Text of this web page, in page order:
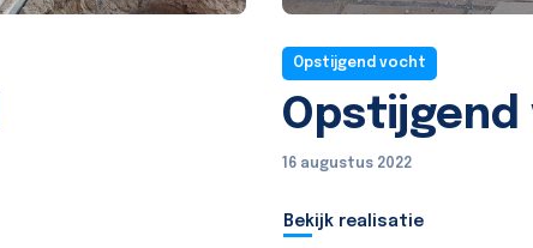
Opstijgend vocht
16 augustus 2022
Bekijk realisatie